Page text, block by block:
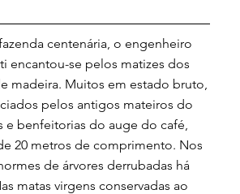
centenária, o engenheiro
encantou-se pelos matizes dos
madeira. Muitos em estado bruto,
pelos antigos mateiros do
e benfeitorias do auge do café,
20 metros de comprimento. Nos
de árvores derrubadas há
matas virgens conservadas ao